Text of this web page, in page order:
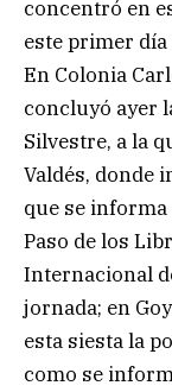
concentró en
este primer día
En Colonia
concluyó ayer
Silvestre, a la
Valdés, donde
que se informa
Paso de los
Internacional
jornada; en
esta siesta la
como se